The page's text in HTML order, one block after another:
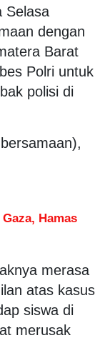
Selasa
dengan
Barat
Polri untuk
polisi di
Hamas
merasa
atas kasus
siswa di
merusak